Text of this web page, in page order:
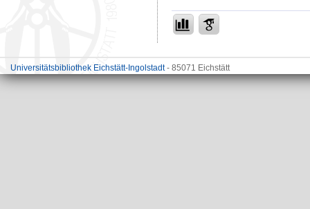
Universitätsbibliothek Eichstätt-Ingolstadt- 85071 Eichstätt